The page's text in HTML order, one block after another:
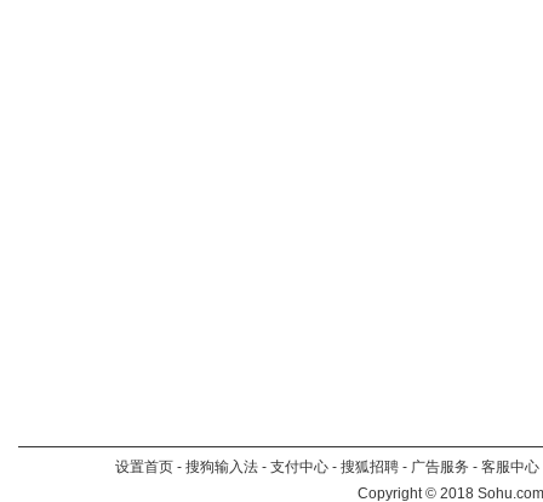
设置首页 - 搜狗输入法 - 支付中心 - 搜狐招聘 - 广告服务 - 客服中心
Copyright©2018